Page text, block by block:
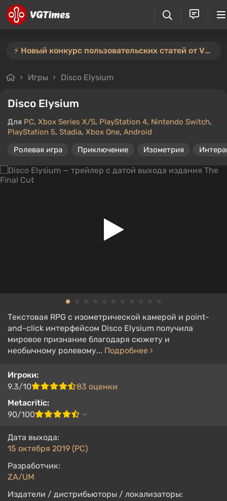
⚡️ Новый конкурс пользовательских статей от VGTimes — участвуйте тут ⚡️
Игры Disco Elysium
Disco Elysium
Для PC, Xbox Series X/S, PlayStation 4, Nintendo Switch,
PlayStation 5, Stadia, Xbox One, Android
Ролевая игра
Приключение Изометрия
Текстовая RPG с изометрической камерой и point-
and-click интерфейсом Disco Elysium получила
мировое признание благодаря сюжету и
необычному ролевому... Подробнее
Игроки:
9.3/10
83 оценки
Metacritic:
90/100
Дата выхода:
15 октября 2019 (PC)
Разработчик:
ZA/UM
Издатели / дистрибьюторы / локализаторы: